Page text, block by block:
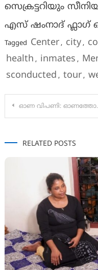
സെക്രട്ടറിയും
എസ് ഷംനാദ് ഫ്ലാഗ്
Tagged Center, city,
health , inmates ,
sconducted , tour,
Post
ഓണ വിപണി: ഓണത്തോടനുബന്ധിച്ച് സ്‌പെഷ്യല്‍ സ്‌ക്വാഡുകള്‍
RELATED POSTS